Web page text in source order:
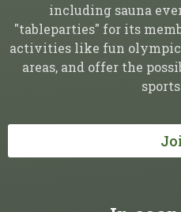
including sauna
"tableparties" for its
activities like fun
areas, and offer the